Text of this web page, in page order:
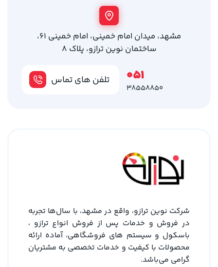
مشهد، میدان امام خمینی، امام خمینی 61،
ساختمان نوین ترازو، پلاک 8
تلفن های تماس 051
38558850
شرکت نوین ترازو، واقع در مشهد، با سال‌ها تجربه
در فروش و خدمات پس از فروش انواع ترازو ،
باسکول و سیستم های فروشگاهی، آماده ارائه
محصولات با کیفیت و خدمات تخصصی به مشتریان
گرامی می‌باشد.